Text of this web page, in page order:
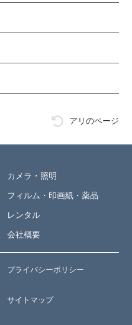
アリのページ
カメラ・照明
フィルム・印画紙・薬品
レンタル
会社概要
プライバシーポリシー
サイトマップ